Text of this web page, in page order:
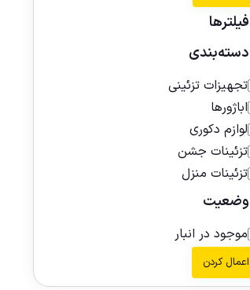
فیلترها
دسته‌بندی
تجهیزات تزئینی
اباژورها
لوازم دکوری
تزئینات جشن
تزئینات منزل
وضعیت
موجود در انبار
اعمال کردن